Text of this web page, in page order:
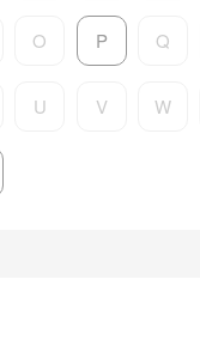
O P Q
U V W